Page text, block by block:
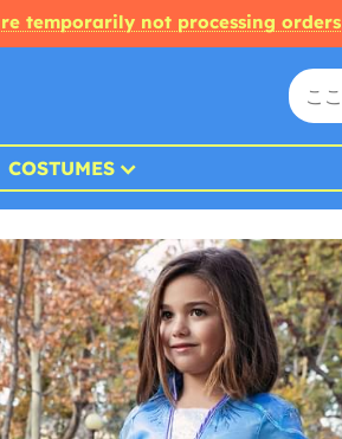
temporarily not processing orders
COSTUMES